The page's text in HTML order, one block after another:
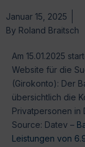
Januar 15, 2025
By Roland Braitsch
Am 15.01.2025
Website für die
(Girokonto): Der
übersichtlich die
Privatpersonen in
Source: Datev –
Leistungen von